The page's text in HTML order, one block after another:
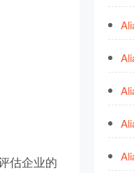
估企业的